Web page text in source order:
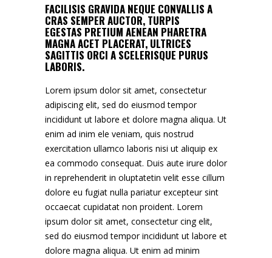
FACILISIS GRAVIDA NEQUE CONVALLIS A
CRAS SEMPER AUCTOR, TURPIS
EGESTAS PRETIUM AENEAN PHARETRA
MAGNA ACET PLACERAT, ULTRICES
SAGITTIS ORCI A SCELERISQUE PURUS
LABORIS.
Lorem ipsum dolor sit amet, consectetur
adipiscing elit, sed do eiusmod tempor
incididunt ut labore et dolore magna aliqua. Ut
enim ad inim ele veniam, quis nostrud
exercitation ullamco laboris nisi ut aliquip ex
ea commodo consequat. Duis aute irure dolor
in reprehenderit in oluptatetin velit esse cillum
dolore eu fugiat nulla pariatur excepteur sint
occaecat cupidatat non proident. Lorem
ipsum dolor sit amet, consectetur cing elit,
sed do eiusmod tempor incididunt ut labore et
dolore magna aliqua. Ut enim ad minim